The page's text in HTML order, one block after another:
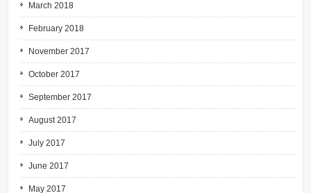
March 2018
February 2018
November 2017
October 2017
September 2017
August 2017
July 2017
June 2017
May 2017